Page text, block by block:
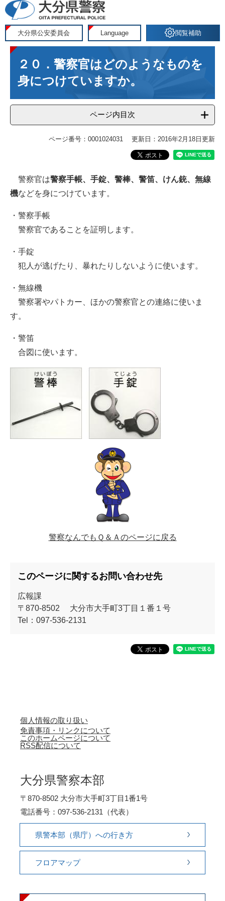
ペ
ジ
の
メ
ュ
ー
大分県公安委員会 Language 閲覧補助
本
２０．警察官はどのようなものを
身につけていますか。
ページ内目次
ページ番号：0001024031 更新日：2016年2月18日更新
警察官は警察手帳、手錠、警棒、警笛、けん銃、無線
機などを身につけています。
・警察手帳
警察官であることを証明します。
・手錠
犯人が逃げたり、暴れたりしないように使います。
・無線機
警察署やパトカー、ほかの警察官との連絡に使いま
す。
・警笛
合図に使います。
警察なんでもＱ＆Ａのページに戻る
このページに関するお問い合わせ先
広報課
〒870-8502
大分市大手町3丁目１番１号
Tel：097-536-2131
個人情報の取り扱い
免責事項・リンクについて
このホームページについて
RSS配信について
大分県警察本部
〒870-8502 大分市大手町3丁目1番1号
電話番号：097-536-2131（代表）
県警本部（県庁）への行き方
フロアマップ